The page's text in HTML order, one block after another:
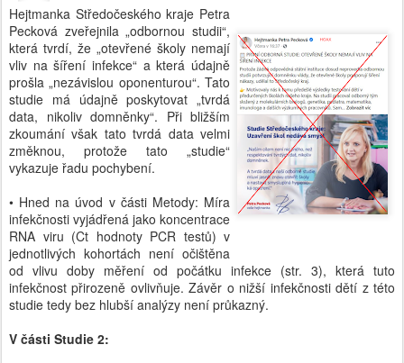
Hejtmanka Středočeského kraje Petra
Pecková zveřejnila „odbornou studii“,
která tvrdí, že „otevřené školy nemají
vliv na šíření infekce“ a která údajně
prošla „nezávislou oponenturou“. Tato
studie má údajně poskytovat „tvrdá
data, nikoliv domněnky“. Při bližším
zkoumání však tato tvrdá data velmi
změknou, protože tato „studie“
vykazuje řadu pochybení.
• Hned na úvod v části Metody: Míra
infekčnosti vyjádřená jako koncentrace
RNA viru (Ct hodnoty PCR testů) v
jednotlivých kohortách není očištěna
od vlivu doby měření od počátku infekce (str. 3), která tuto
infekčnost přirozeně ovlivňuje. Závěr o nižší infekčnosti dětí z této
studie tedy bez hlubší analýzy není průkazný.
V části Studie 2: